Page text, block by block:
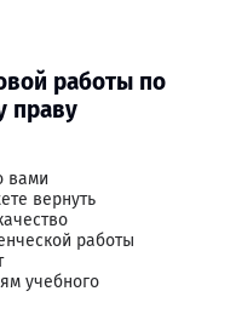
работы по
праву
вами
вернуть
работы
учебного